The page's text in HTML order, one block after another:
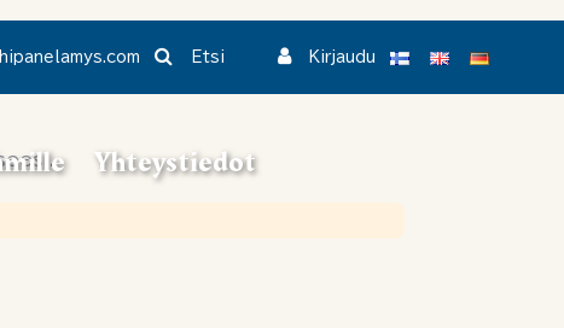
Etsi Kirjaudu
Yhteystiedot